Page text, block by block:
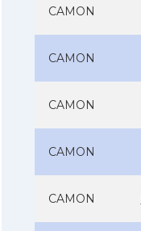
CAMON
CAMON
CAMON
CAMON
CAMON